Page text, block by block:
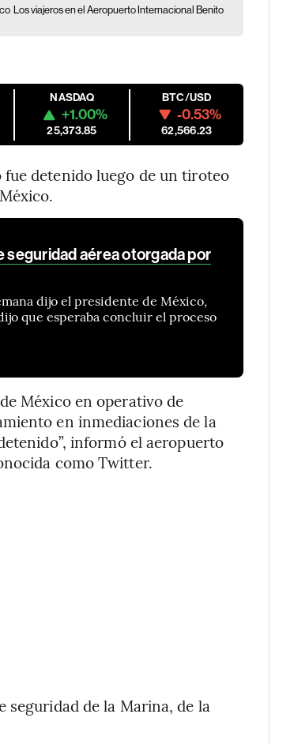
Los viajeros en el Aeropuerto Internacional Benito
NASDAQ
+1.00%
25,373.85
BTC/USD
-0.53%
62,566.23
detenido luego de un tiroteo
seguridad aérea otorgada por
dijo el presidente de México,
que esperaba concluir el proceso
México en operativo de
en inmediaciones de la
informó el aeropuerto
como Twitter.
de la Marina, de la